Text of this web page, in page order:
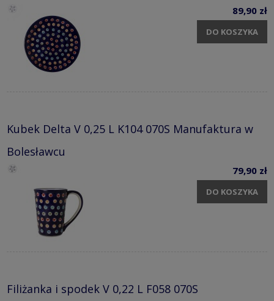
89,90 zł
DO KOSZYKA
Kubek Delta V 0,25 L K104 070S Manufaktura w
Bolesławcu
79,90 zł
DO KOSZYKA
Filiżanka i spodek V 0,22 L F058 070S